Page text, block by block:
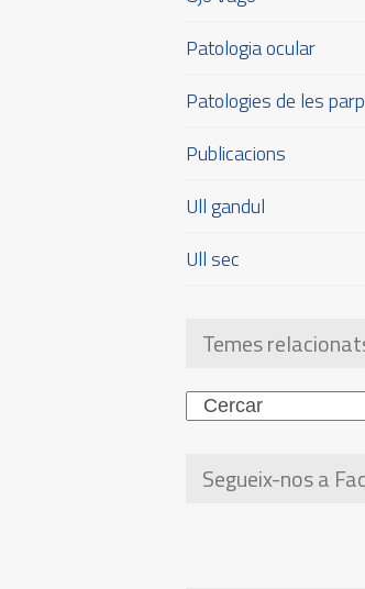
Patologia ocular
Patologies de les
Publicacions
Ull gandul
Ull sec
Temes
Search
Segueix-nos a